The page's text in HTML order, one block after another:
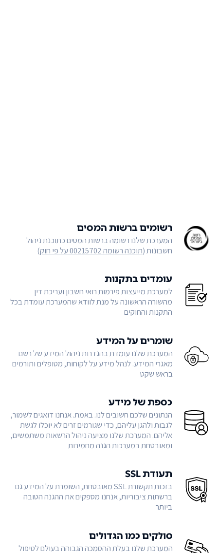
רשומים ברשות המסים
המערכת שלנו רשומה ברשות המסים כתוכנת ניהול
חשבונות (תוכנה רשומה 00215702 על פי חוק )
עומדים בתקנות
למערכת מייעצות פירמות רואי חשבון ועריכת דין
מהשורה הראשונה על מנת לוודא שהמערכת עומדת בכל
התקנות והחוקים
שומרים על המידע
המערכת שלנו עומדת בהגדרות ניהול המידע של רשם
מאגרי המידע. לנהל מידע על לקוחות, מטופלים ותורמים
בראש שקט
כספת של מידע
הנתונים שלכם חשובים לנו. באמת. אנחנו דואגים לשמור,
לגבות ולהגן עליהם, כדי שגורמים זרים לא יוכלו לגשת
אליהם. המערכת שלנו מציעה ניהול הרשאות משתמשים,
ומאובטחת במערכות הגנה מחמירות
תעודת SSL
בזכות תקשורת SSL מאובטחת, השומרת על המידע גם
ברשתות ציבוריות, אנחנו מספקים את ההגנה הטובה
ביותר
סולקים כמו הגדולים
המערכת שלנו בעלת ההסמכה הגבוהה בעולם לטיפול